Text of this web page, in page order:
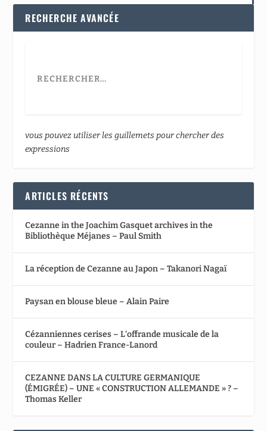
RECHERCHE AVANCÉE
vous pouvez utiliser les guillemets pour chercher des
expressions
ARTICLES RÉCENTS
Cezanne in the Joachim Gasquet archives in the
Bibliothèque Méjanes – Paul Smith
La réception de Cezanne au Japon – Takanori Nagaï
Paysan en blouse bleue – Alain Paire
Cézanniennes cerises – L’offrande musicale de la
couleur – Hadrien France-Lanord
CEZANNE DANS LA CULTURE GERMANIQUE
(ÉMIGRÉE) – UNE « CONSTRUCTION ALLEMANDE » ? –
Thomas Keller